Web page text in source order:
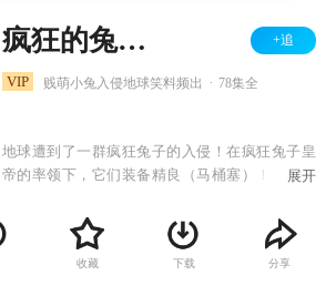
疯狂的兔子 第一季 +追
VIP 贱萌小兔入侵地球笑料频出 78集全
地球遭到了一群疯狂兔子的入侵！在疯狂兔子皇
帝的率领下，它们装备精良（马桶塞）！它们视
淹没）！它们不攻占地球消灭人类决不罢休！
展开
收藏 下载 分享